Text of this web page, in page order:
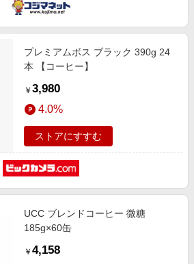
プレミアムボス ブラック 390g 24
本 【コーヒー】
￥ 3,980
4.0%
ストアにすすむ
UCC ブレンドコーヒー 微糖
185g×60缶
￥ 4,158